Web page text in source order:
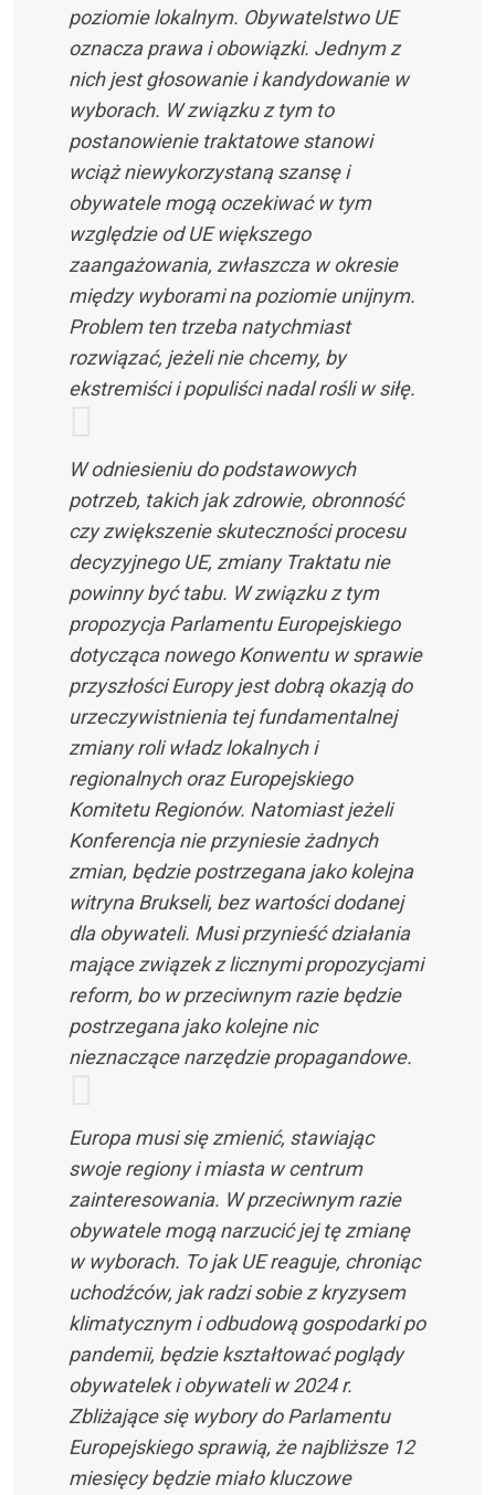
poziomie lokalnym. Obywatelstwo UE
oznacza prawa i obowiązki. Jednym z
nich jest głosowanie i kandydowanie w
wyborach. W związku z tym to
postanowienie traktatowe stanowi
wciąż niewykorzystaną szansę i
obywatele mogą oczekiwać w tym
względzie od UE większego
zaangażowania, zwłaszcza w okresie
między wyborami na poziomie unijnym.
Problem ten trzeba natychmiast
rozwiązać, jeżeli nie chcemy, by
ekstremiści i populiści nadal rośli w siłę.
W odniesieniu do podstawowych
potrzeb, takich jak zdrowie, obronność
czy zwiększenie skuteczności procesu
decyzyjnego UE, zmiany Traktatu nie
powinny być tabu. W związku z tym
propozycja Parlamentu Europejskiego
dotycząca nowego Konwentu w sprawie
przyszłości Europy jest dobrą okazją do
urzeczywistnienia tej fundamentalnej
zmiany roli władz lokalnych i
regionalnych oraz Europejskiego
Komitetu Regionów. Natomiast jeżeli
Konferencja nie przyniesie żadnych
zmian, będzie postrzegana jako kolejna
witryna Brukseli, bez wartości dodanej
dla obywateli. Musi przynieść działania
mające związek z licznymi propozycjami
reform, bo w przeciwnym razie będzie
postrzegana jako kolejne nic
nieznaczące narzędzie propagandowe.
Europa musi się zmienić, stawiając
swoje regiony i miasta w centrum
zainteresowania. W przeciwnym razie
obywatele mogą narzucić jej tę zmianę
w wyborach. To jak UE reaguje, chroniąc
uchodźców, jak radzi sobie z kryzysem
klimatycznym i odbudową gospodarki po
pandemii, będzie kształtować poglądy
obywatelek i obywateli w 2024 r.
Zbliżające się wybory do Parlamentu
Europejskiego sprawią, że najbliższe 12
miesięcy będzie miało kluczowe